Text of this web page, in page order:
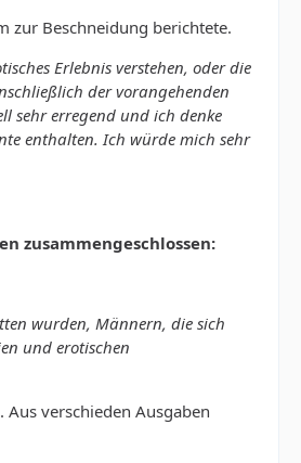
zur Beschneidung berichtete.
Erlebnis verstehen, oder die
der vorangehenden
sehr erregend und ich denke
enthalten. Ich würde mich sehr
zusammengeschlossen:
wurden, Männern, die sich
und erotischen
verschieden Ausgaben